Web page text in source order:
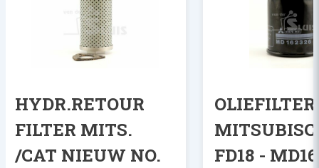
HYDR.RETOUR
FILTER MITS.
/CAT NIEUW NO.
OLIEFILTER
FD18 -